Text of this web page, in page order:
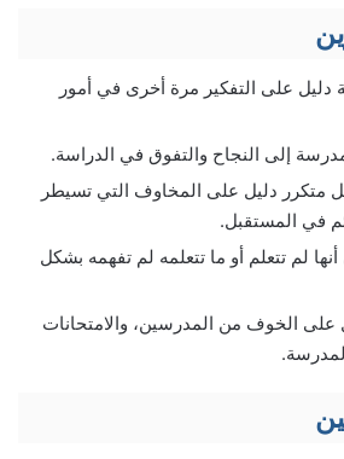
دليل على التفكير مرة أخرى في أمور
إلى النجاح والتفوق في الدراسة.
متكرر دليل على المخاوف التي تسيطر
في المستقبل.
لم تتعلم أو ما تتعلمه لم تفهمه بشكل
على الخوف من المدرسين، والامتحانات